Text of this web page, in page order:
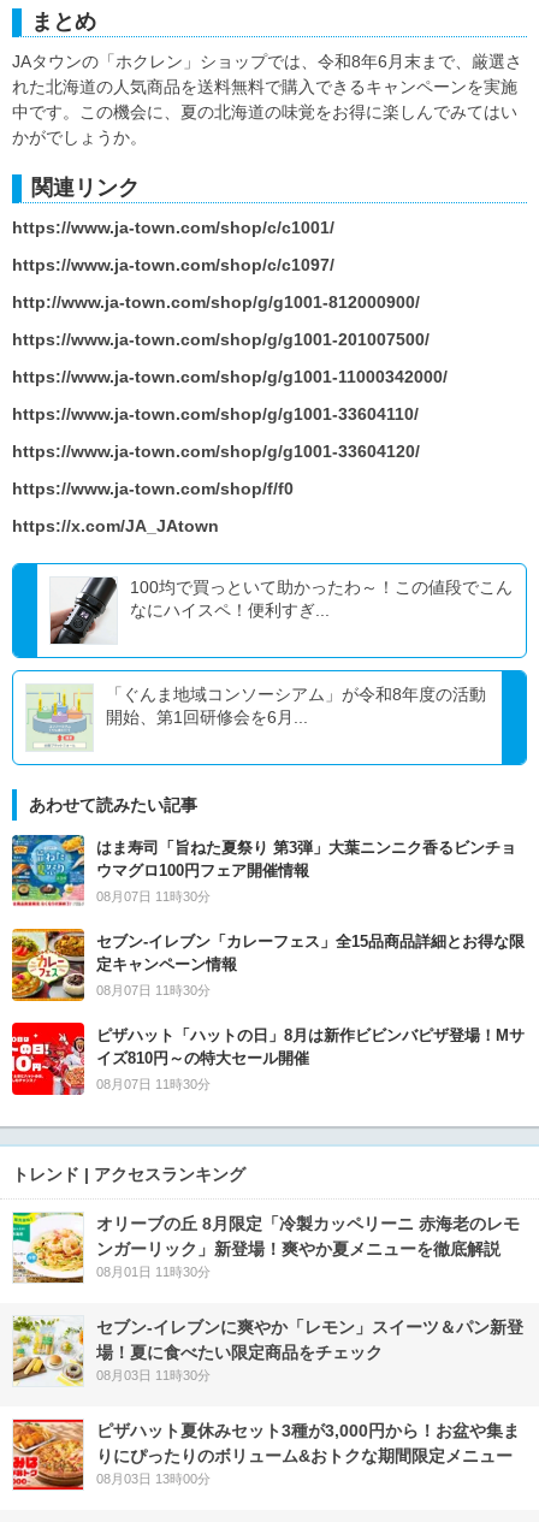
まとめ
JAタウンの「ホクレン」ショップでは、令和8年6月末まで、厳選さ
れた北海道の人気商品を送料無料で購入できるキャンペーンを実施
中です。この機会に、夏の北海道の味覚をお得に楽しんでみてはい
かがでしょうか。
関連リンク
https://www.ja-town.com/shop/c/c1001/
https://www.ja-town.com/shop/c/c1097/
http://www.ja-town.com/shop/g/g1001-812000900/
https://www.ja-town.com/shop/g/g1001-201007500/
https://www.ja-town.com/shop/g/g1001-11000342000/
https://www.ja-town.com/shop/g/g1001-33604110/
https://www.ja-town.com/shop/g/g1001-33604120/
https://www.ja-town.com/shop/f/f0
https://x.com/JA_JAtown
100均で買っといて助かったわ～！この値段でこん
なにハイスペ！便利すぎ...
「ぐんま地域コンソーシアム」が令和8年度の活動
開始、第1回研修会を6月...
あわせて読みたい記事
はま寿司「旨ねた夏祭り 第3弾」大葉ニンニク香るビンチョ
ウマグロ100円フェア開催情報
08月07日 11時30分
セブン‐イレブン「カレーフェス」全15品商品詳細とお得な限
定キャンペーン情報
08月07日 11時30分
ピザハット「ハットの日」8月は新作ビビンバピザ登場！Mサ
イズ810円～の特大セール開催
08月07日 11時30分
トレンド | アクセスランキング
オリーブの丘 8月限定「冷製カッペリーニ 赤海老のレモ
ンガーリック」新登場！爽やか夏メニューを徹底解説
08月01日 11時30分
セブン‐イレブンに爽やか「レモン」スイーツ＆パン新登
場！夏に食べたい限定商品をチェック
08月03日 11時30分
ピザハット夏休みセット3種が3,000円から！お盆や集ま
りにぴったりのボリューム&おトクな期間限定メニュー
08月03日 13時00分